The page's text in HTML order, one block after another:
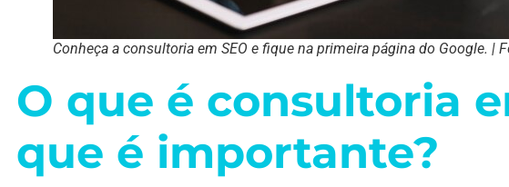
Conheça a consultoria em SEO e fique na primeira página do Google. |
O que é consultoria
que é importante?